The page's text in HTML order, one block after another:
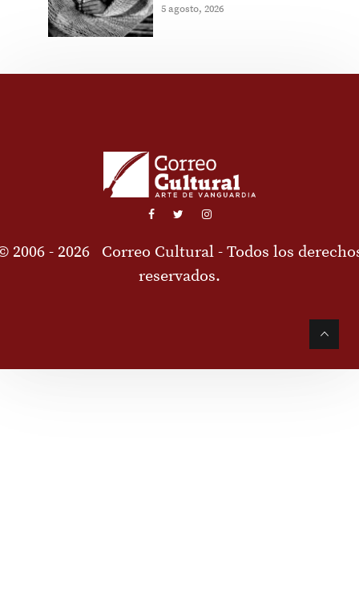
5 agosto, 2026
2006 - 2026 Correo Cultural - Todos los
reservados.